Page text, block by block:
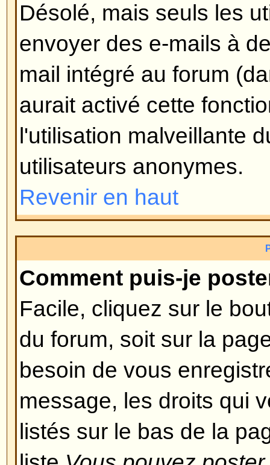
sondage, cliquez sur le bouton
message du sujet (il a toujours
avec lui). Si personne n'a
alors supprimer le sondage ou
option du sondage, par contre,
voté, seuls les modérateurs et
l'éditer ou le supprimer. Ceci
truquer les sondages en
de la durée du sondage.
Revenir en haut
Pourquoi ne puis-je pas
Certains forums peuvent limiter
utilisateurs ou groupes. Pour
devez avoir une autorisation
modérateur et l'administrateur
accorder cet accès, vous
le voulez.
Revenir en haut
Pourquoi ne puis-je pas voter